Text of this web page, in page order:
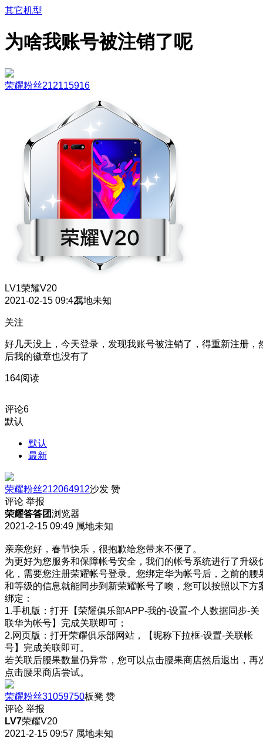
其它机型
为啥我账号被注销了呢
荣耀粉丝212115916
LV1荣耀V20
2021-02-15 09:42属地未知
关注
好几天没上，今天登录，发现我账号被注销了，得重新注册，
后我的徽章也没有了
164阅读
评论6
默认
默认
最新
荣耀粉丝212064912沙发 赞
评论 举报
荣耀答答团浏览器
2021-2-15 09:49 属地未知
亲亲您好，春节快乐，很抱歉给您带来不便了。
为更好为您服务和保障帐号安全，我们的帐号系统进行了升级
化，需要您注册荣耀帐号登录。您绑定华为帐号后，之前的腰
和等级的信息就能同步到新荣耀帐号了噢，您可以按照以下方
绑定：
1.手机版：打开【荣耀俱乐部APP-我的-设置-个人数据同步-关
联华为帐号】完成关联即可；
2.网页版：打开荣耀俱乐部网站，【昵称下拉框-设置-关联帐
号】完成关联即可。
若关联后腰果数量仍异常，您可以点击腰果商店然后退出，再
点击腰果商店尝试。
荣耀粉丝31059750板凳 赞
评论 举报
LV7荣耀V20
2021-2-15 09:57 属地未知